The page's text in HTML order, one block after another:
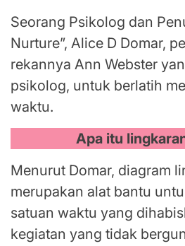
Seorang Psikolog dan
Nurture”, Alice D Domar,
rekannya Ann Webster
psikolog, untuk berlatih
waktu.
Apa itu
Menurut Domar, diagram
merupakan alat bantu
satuan waktu yang
kegiatan yang tidak